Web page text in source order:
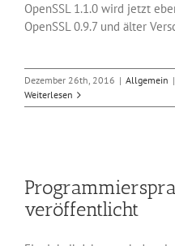
OpenSSL 1.1.0 wird jetzt
OpenSSL 0.9.7 und älter
Dezember 26th, 2016 | Allgemein |
Weiterlesen
veröffentlicht